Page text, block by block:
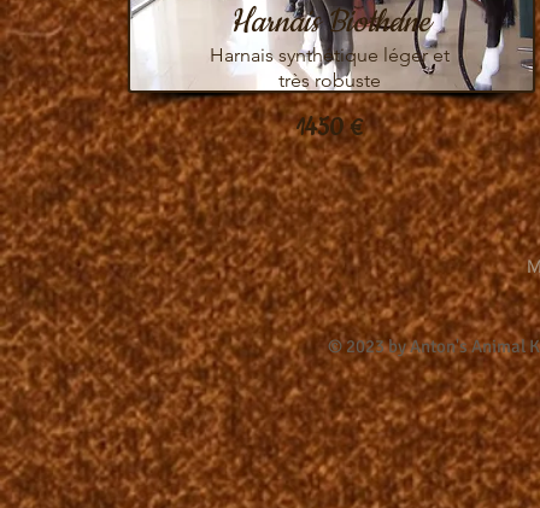
Harnais Biothane
Harnais synthétique léger et
très robuste
1450 €
© 2023 by Anton's Animal